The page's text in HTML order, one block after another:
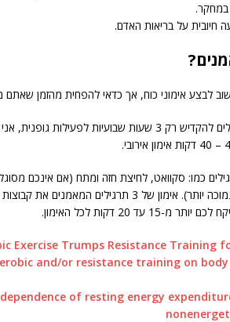
במחקר.
חיובית על בריאות האדם.
לבצע אימוני כוח, אך כדאי להפחית מהזמן שאתם
לאלו שמעוניינים לרדת במשקל ולדוגמה יכולים להקדיש רק 3 שעות
כמו: סקוואט, לחיצת חזה ומתח (אם אינכם
Exercise Trumps Resistance Training
and/or resistance training on
of resting energy